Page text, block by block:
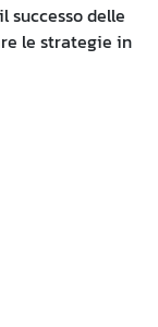
delle
le strategie in